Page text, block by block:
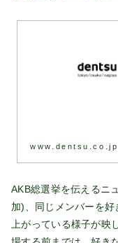
www.dentsu.co.jp
AKB総選挙を伝えるニ
加)、同じメンバーを
上がっている様子が映